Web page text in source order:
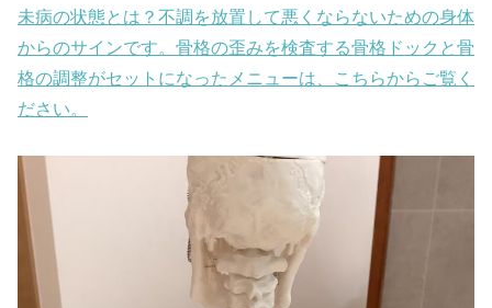
未病の状態とは？不調を放置して悪くならないための身体
からのサインです。骨格の歪みを検査する骨格ドックと骨
格の調整がセットになったメニューは、こちらからご覧く
ださい。